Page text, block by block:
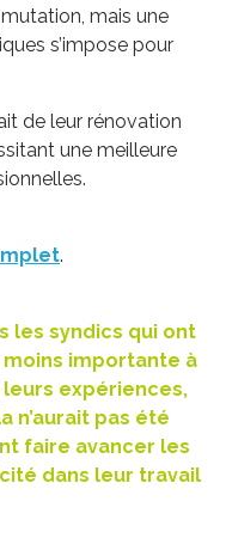
mais une
s’impose pour
de leur rénovation
une meilleure
.
les syndics qui ont
importante à
expériences,
n’aurait pas été
faire avancer les
dans leur travail